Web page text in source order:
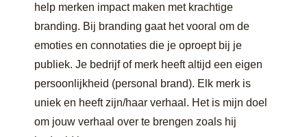
help merken impact maken met krachtige
branding. Bij branding gaat het vooral om de
emoties en connotaties die je oproept bij je
publiek. Je bedrijf of merk heeft altijd een eigen
persoonlijkheid (personal brand). Elk merk is
uniek en heeft zijn/haar verhaal. Het is mijn doel
om jouw verhaal over te brengen zoals hij